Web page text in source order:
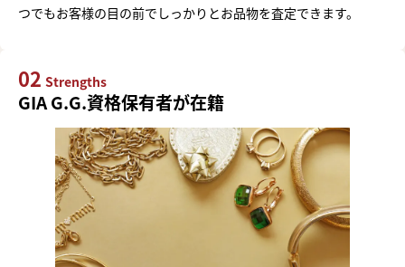
つでもお客様の目の前でしっかりとお品物を査定できます。
02 Strengths
GIA G.G.資格保有者が在籍